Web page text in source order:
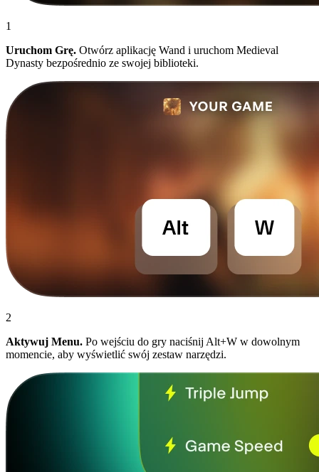
1
Uruchom Grę. Otwórz aplikację Wand i uruchom Medieval
Dynasty bezpośrednio ze swojej biblioteki.
2
Aktywuj Menu. Po wejściu do gry naciśnij Alt+W w dowolnym
momencie, aby wyświetlić swój zestaw narzędzi.